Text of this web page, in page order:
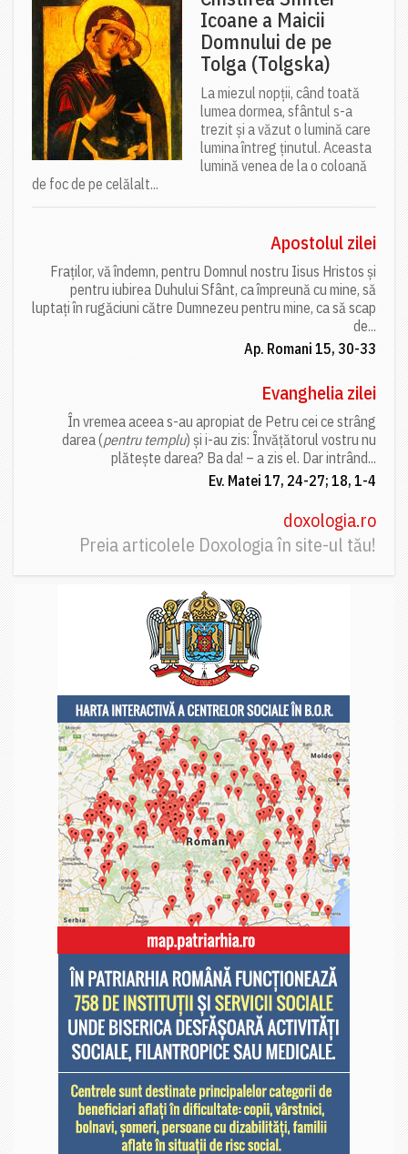
Icoane a Maicii
Domnului de pe
Tolga (Tolgska)
La miezul nopții, când toată
lumea dormea, sfântul s-a
trezit și a văzut o lumină care
lumina întreg ținutul. Aceasta
lumină venea de la o coloană
de foc de pe celălalt...
Apostolul zilei
Fraților, vă îndemn, pentru Domnul nostru Iisus Hristos și
pentru iubirea Duhului Sfânt, ca împreună cu mine, să
luptați în rugăciuni către Dumnezeu pentru mine, ca să scap
de...
Ap. Romani 15, 30-33
Evanghelia zilei
În vremea aceea s-au apropiat de Petru cei ce strâng
darea (pentru templu) și i-au zis: Învățătorul vostru nu
plătește darea? Ba da! – a zis el. Dar intrând...
Ev. Matei 17, 24-27; 18, 1-4
doxologia.ro
Preia articolele Doxologia în site-ul tău!